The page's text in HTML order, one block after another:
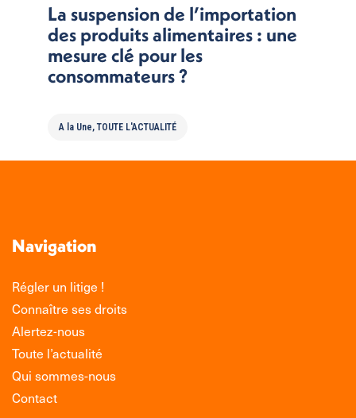
La suspension de l’importation
des produits alimentaires : une
mesure clé pour les
consommateurs ?
A la Une,TOUTE L'ACTUALITÉ
Navigation
Régler un litige !
Connaître ses droits
Alertez-nous
Toute l’actualité
Qui sommes-nous
Contact